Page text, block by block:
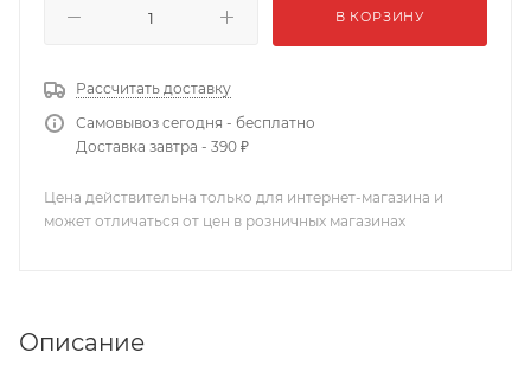
В КОРЗИНУ
Рассчитать доставку
Самовывоз сегодня - бесплатно
Доставка завтра - 390 ₽
Цена действительна только для интернет-магазина и
может отличаться от цен в розничных магазинах
Описание